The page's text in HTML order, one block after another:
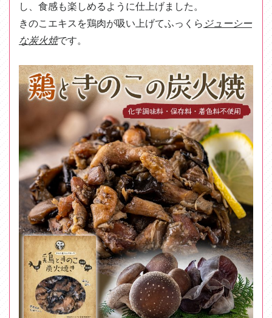
し、食感も楽しめるように仕上げました。
きのこエキスを鶏肉が吸い上げてふっくら ジューシー
な炭火焼です。